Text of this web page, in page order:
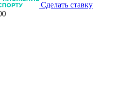
Сделать ставку